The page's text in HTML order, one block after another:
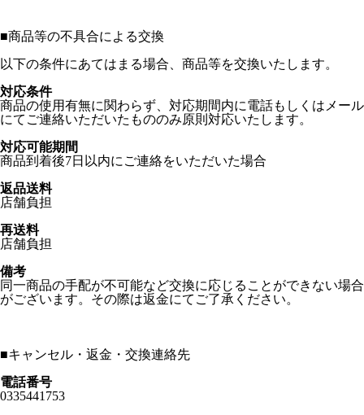
■商品等の不具合による交換
以下の条件にあてはまる場合、商品等を交換いたします。
対応条件
商品の使用有無に関わらず、対応期間内に電話もしくはメール
にてご連絡いただいたもののみ原則対応いたします。
対応可能期間
商品到着後7日以内にご連絡をいただいた場合
返品送料
店舗負担
再送料
店舗負担
備考
同一商品の手配が不可能など交換に応じることができない場合
がございます。その際は返金にてご了承ください。
■キャンセル・返金・交換連絡先
電話番号
0335441753